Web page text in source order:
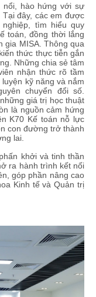
nổi, hào hứng với sự
đây, các em được
tìm hiểu quy
toán, đồng thời lắng
gia MISA. Thông qua
thức thực tiễn gắn
Những chia sẻ tâm
nhận thức rõ tầm
kỹ năng và nắm
chuyển đổi số.
giá trị học thuật
là nguồn cảm hứng
K70 Kế toán nỗ lực
con đường trở thành
lai.
khởi và tinh thần
ra hành trình kết nối
góp phần nâng cao
Kinh tế và Quản trị